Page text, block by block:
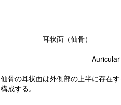
耳状面（仙骨）
仙骨の耳状面は外側部の上半に存在
構成する。